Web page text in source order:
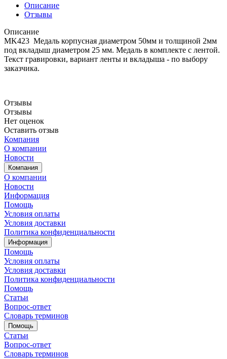
Описание
Отзывы
Описание
MK423 Медаль корпусная диаметром 50мм и толщиной 2мм
под вкладыш диаметром 25 мм. Медаль в комплекте с лентой.
Текст гравировки, вариант ленты и вкладыша - по выбору
заказчика.
Отзывы
Отзывы
Нет оценок
Оставить отзыв
Компания
О компании
Новости
Компания
О компании
Новости
Информация
Помощь
Условия оплаты
Условия доставки
Политика конфиденциальности
Информация
Помощь
Условия оплаты
Условия доставки
Политика конфиденциальности
Помощь
Статьи
Вопрос-ответ
Словарь терминов
Помощь
Статьи
Вопрос-ответ
Словарь терминов